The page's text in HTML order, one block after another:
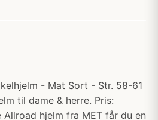
- Mat Sort - Str. 58-61
til dame & herre. Pris:
Allroad hjelm fra MET får du en